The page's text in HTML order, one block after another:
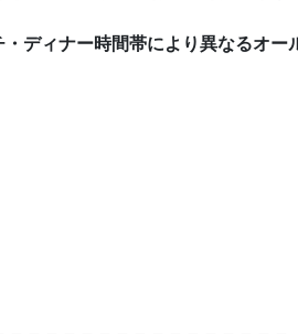
ディナー時間帯により異なるオー